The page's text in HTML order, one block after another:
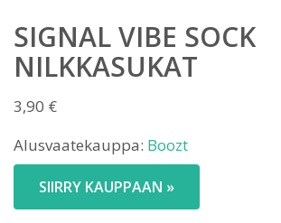
SIGNAL VIBE SOCK
NILKKASUKAT
3,90 €
Alusvaatekauppa: Boozt
SIIRRY KAUPPAAN »